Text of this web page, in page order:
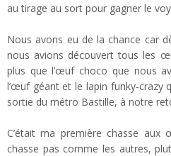
au tirage au sort pour gagner le
Nous avons eu de la chance car
nous avions découvert tous les
plus que l’œuf choco que nous
l’œuf géant et le lapin funky-crazy
sortie du métro Bastille, à notre
C’était ma première chasse
chasse pas comme les autres,